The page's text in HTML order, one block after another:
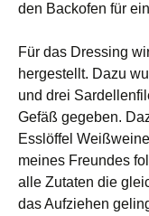
den Backofen für
Für das Dressing
hergestellt. Dazu
und drei
Gefäß gegeben.
Esslöffel
meines Freundes
alle Zutaten die
das Aufziehen